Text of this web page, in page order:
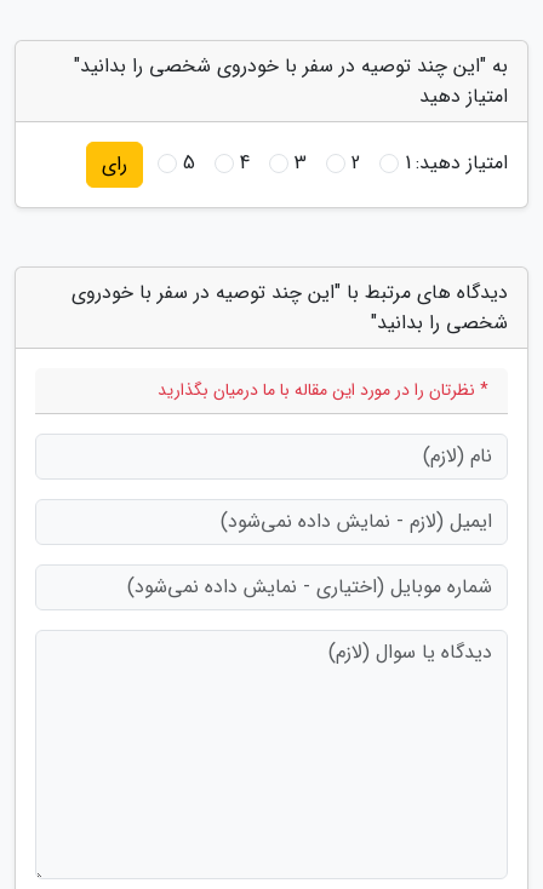
به "این چند توصیه در سفر با خودروی شخصی را بدانید"
امتیاز دهید
امتیاز دهید:1
2
3
4
5 رای
دیدگاه های مرتبط با "این چند توصیه در سفر با خودروی
شخصی را بدانید"
* نظرتان را در مورد این مقاله با ما درمیان بگذارید